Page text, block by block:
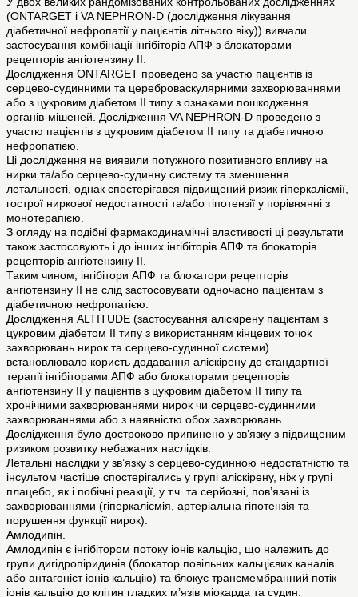
(ONTARGET і VA NEPHRON-D (дослідження лікування
діабетичної нефропатії у пацієнтів літнього віку)) вивчали
застосування комбінації інгібіторів АПФ з блокаторами
рецепторів ангіотензину II.
Дослідження ONTARGET проведено за участю пацієнтів із
серцево-судинними та цереброваскулярними захворюваннями
або з цукровим діабетом ІІ типу з ознаками пошкодження
органів-мішеней. Дослідження VA NEPHRON-D проведено з
участю пацієнтів з цукровим діабетом ІІ типу та діабетичною
нефропатією.
Ці дослідження не виявили потужного позитивного впливу на
нирки та/або серцево-судинну систему та зменшення
летальності, однак спостерігався підвищений ризик гіперкаліємії,
гострої ниркової недостатності та/або гіпотензії у порівнянні з
монотерапією.
З огляду на подібні фармакодинамічні властивості ці результати
також застосовують і до інших інгібіторів АПФ та блокаторів
рецепторів ангіотензину II.
Таким чином, інгібітори АПФ та блокатори рецепторів
ангіотензину II не слід застосовувати одночасно пацієнтам з
діабетичною нефропатією.
Дослідження ALTITUDE (застосування аліскірену пацієнтам з
цукровим діабетом ІІ типу з використанням кінцевих точок
захворювань нирок та серцево-судинної системи)
встановлювало користь додавання аліскірену до стандартної
терапії інгібіторами АПФ або блокаторами рецепторів
ангіотензину II у пацієнтів з цукровим діабетом ІІ типу та
хронічними захворюваннями нирок чи серцево-судинними
захворюваннями або з наявністю обох захворювань.
Дослідження було достроково припинено у зв’язку з підвищеним
ризиком розвитку небажаних наслідків.
Летальні наслідки у зв’язку з серцево-судинною недостатністю та
інсультом частіше спостерігались у групі аліскірену, ніж у групі
плацебо, як і побічні реакції, у т.ч. та серйозні, пов’язані із
захворюваннями (гіперкаліємія, артеріальна гіпотензія та
порушення функції нирок).
Амлодипін.
Амлодипін є інгібітором потоку іонів кальцію, що належить до
групи дигідропіридинів (блокатор повільних кальцієвих каналів
або антагоніст іонів кальцію) та блокує трансмембранний потік
іонів кальцію до клітин гладких м’язів міокарда та судин.